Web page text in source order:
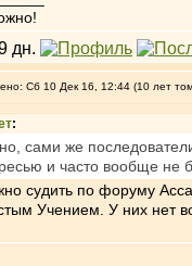
Сб 10 Дек 16, 12:44 (10 лет
:
сами же
и часто вообще не
судить по форуму
Учением. У них нет